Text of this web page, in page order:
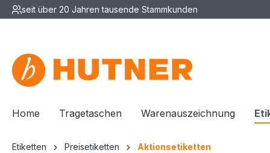
seit über 20 Jahren tausende Stammkunden
Home Tragetaschen Warenauszeichnung
Etiketten Preisetiketten Aktionsetiketten